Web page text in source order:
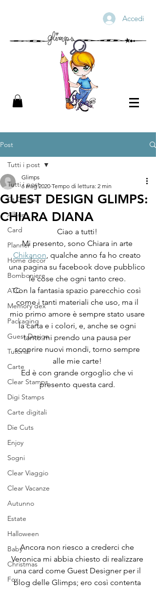
Accedi
Post
Tutti i post
Dt Glimps
Album
Card
Planner
Home decor
Bomboniere
ATC
Memory dex
Packaging
Guest Design
Tutorial
Carte
Clear Stamps
Digi Stamps
Carte digitali
Die Cuts
Enjoy
Sogni
Clear Viaggio
Clear Vacanze
Autunno
Estate
Halloween
Baby
Christmas
Fox
Tutti i post
GUEST DESIGN GLIMPS:
CHIARA DIANA
Glimps
6 mag 2020 Tempo di lettura: 2 min
Ciao a tutti!
Mi presento, sono Chiara in arte
Chikanon, qualche anno fa ho creato
una pagina su facebook dove pubblico
le cose che ogni tanto creo.
Con la fantasia spazio parecchio così
come i tanti materiali che uso, ma il
mio primo amore è sempre stato usare
la carta e i colori, e, anche se ogni
tanto mi prendo una pausa per
scoprire nuovi mondi, torno sempre
alle mie carte!
Ed è con grande orgoglio che vi
presento questa card.
Ancora non riesco a crederci che
Veronica mi abbia chiesto di realizzare
una card come Guest Designer per il
blog delle Glimps; ero così contenta